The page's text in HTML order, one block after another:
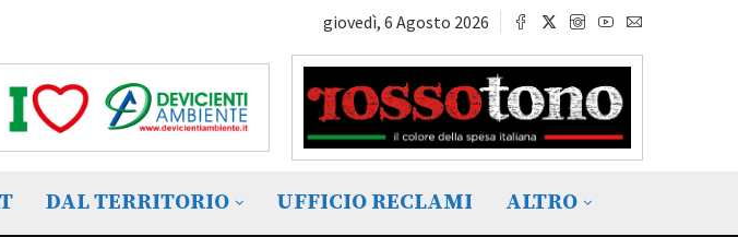
giovedì, 6 Agosto 2026
DAL TERRITORIO UFFICIO RECLAMI ALTRO